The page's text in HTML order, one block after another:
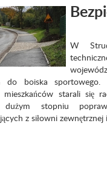
W
do boiska
mieszkańców starali się
dużym stopniu
z siłowni zewnętrznej